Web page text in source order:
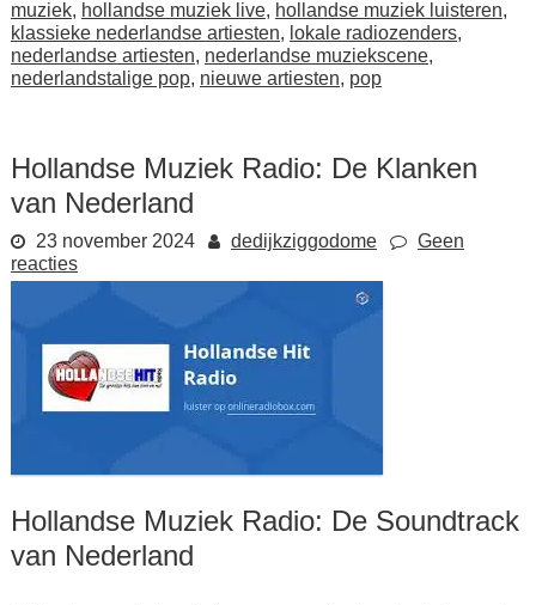
muziek, hollandse muziek live, hollandse muziek luisteren,
klassieke nederlandse artiesten, lokale radiozenders,
nederlandse artiesten, nederlandse muziekscene,
nederlandstalige pop, nieuwe artiesten, pop
Hollandse Muziek Radio: De Klanken
van Nederland
23 november 2024 dedijkziggodome
Geen
reacties
Hollandse Muziek Radio: De Soundtrack
van Nederland